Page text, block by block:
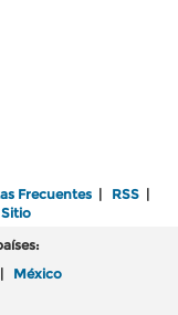
Frecuentes | RSS |
| México